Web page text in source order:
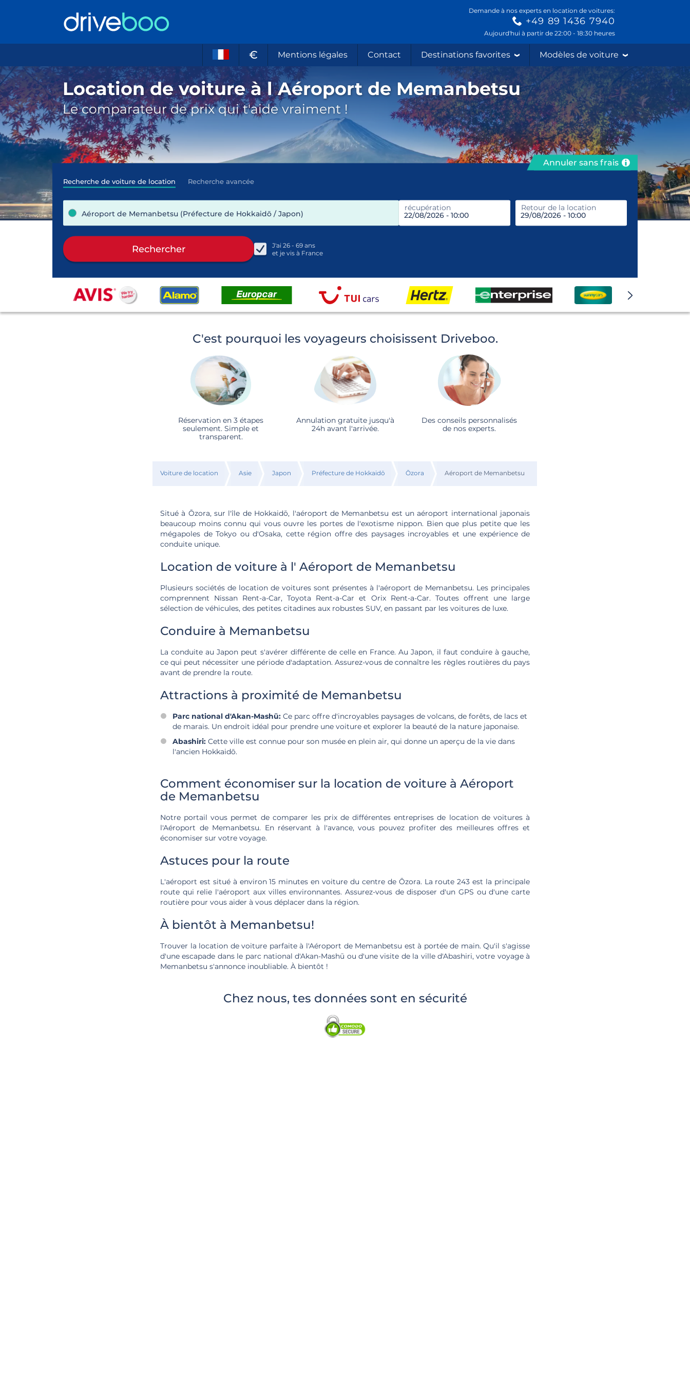
Demande à nos experts en location de voitures:
+49 89 1436 7940
Aujourd'hui à partir de 22:00 - 18:30 heures
€ Mentions légales Contact Destinations favorites Modèles de voiture
Location de voiture à l Aéroport de Memanbetsu
Le comparateur de prix qui t'aide vraiment !
Annuler sans frais
Recherche de voiture de location Recherche avancée
Aéroport de Memanbetsu (Préfecture de Hokkaidō / Japon)
récupération Retour de la location
prendre
J'ai 26 - 69 ans
et je vis à France
Rechercher
C'est pourquoi les voyageurs choisissent Driveboo.
Réservation en 3 étapes
seulement. Simple et
transparent.
Annulation gratuite jusqu'à
24h avant l'arrivée.
Des conseils personnalisés
de nos experts.
Voiture de location Asie Japon Préfecture de Hokkaidō Ōzora Aéroport de Memanbetsu
Situé à Ōzora, sur l'île de Hokkaidō, l'aéroport de Memanbetsu est un aéroport international japonais
beaucoup moins connu qui vous ouvre les portes de l'exotisme nippon. Bien que plus petite que les
mégapoles de Tokyo ou d'Osaka, cette région offre des paysages incroyables et une expérience de
conduite unique.
Location de voiture à l' Aéroport de Memanbetsu
Plusieurs sociétés de location de voitures sont présentes à l'aéroport de Memanbetsu. Les principales
comprennent Nissan Rent-a-Car, Toyota Rent-a-Car et Orix Rent-a-Car. Toutes offrent une large
sélection de véhicules, des petites citadines aux robustes SUV, en passant par les voitures de luxe.
Conduire à Memanbetsu
La conduite au Japon peut s'avérer différente de celle en France. Au Japon, il faut conduire à gauche,
ce qui peut nécessiter une période d'adaptation. Assurez-vous de connaître les règles routières du pays
avant de prendre la route.
Attractions à proximité de Memanbetsu
Parc national d'Akan-Mashū: Ce parc offre d'incroyables paysages de volcans, de forêts, de lacs et
de marais. Un endroit idéal pour prendre une voiture et explorer la beauté de la nature japonaise.
Abashiri: Cette ville est connue pour son musée en plein air, qui donne un aperçu de la vie dans
l'ancien Hokkaidō.
Comment économiser sur la location de voiture à Aéroport
de Memanbetsu
Notre portail vous permet de comparer les prix de différentes entreprises de location de voitures à
l'Aéroport de Memanbetsu. En réservant à l'avance, vous pouvez profiter des meilleures offres et
économiser sur votre voyage.
Astuces pour la route
L'aéroport est situé à environ 15 minutes en voiture du centre de Ōzora. La route 243 est la principale
route qui relie l'aéroport aux villes environnantes. Assurez-vous de disposer d'un GPS ou d'une carte
routière pour vous aider à vous déplacer dans la région.
À bientôt à Memanbetsu!
Trouver la location de voiture parfaite à l'Aéroport de Memanbetsu est à portée de main. Qu'il s'agisse
d'une escapade dans le parc national d'Akan-Mashū ou d'une visite de la ville d'Abashiri, votre voyage à
Memanbetsu s'annonce inoubliable. À bientôt !
Chez nous, tes données sont en sécurité